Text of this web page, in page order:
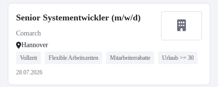
Senior Systementwickler (m/w/d)
Comarch
Hannover
Vollzeit Flexible Arbeitszeiten Mitarbeiterrabatte Urlaub >= 30
28.07.2026